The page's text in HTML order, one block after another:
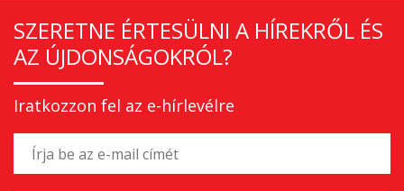
SZERETNE ÉRTESÜLNI A HÍREKRŐL ÉS
AZ ÚJDONSÁGOKRÓL?
Iratkozzon fel az e-hírlevélre